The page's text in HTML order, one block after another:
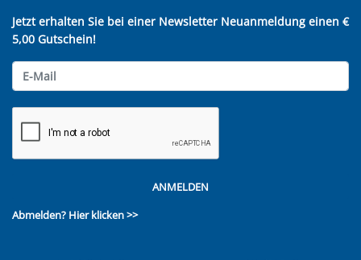
Jetzt erhalten Sie bei einer Newsletter Neuanmeldung einen €
5,00 Gutschein!
ANMELDEN
Abmelden? Hier klicken >>